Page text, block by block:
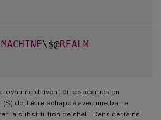
MACHINE\$@REALM
royaume doivent être spécifiés en
doit être échappé avec une barre
la substitution de shell. Dans certains